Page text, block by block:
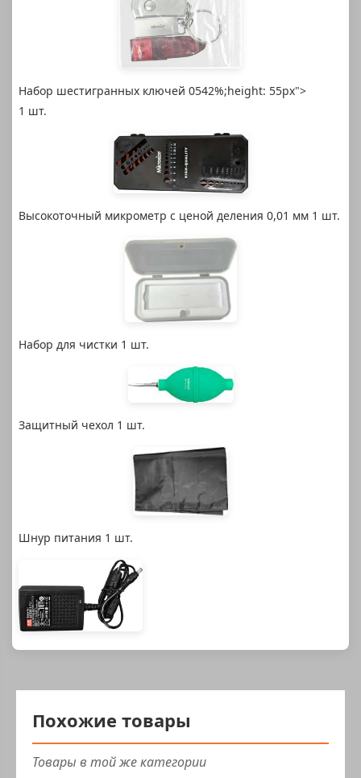
Набор шестигранных ключей 0542%;height: 55px">
1 шт.
Высокоточный микрометр с ценой деления 0,01 мм 1 шт.
Набор для чистки 1 шт.
Защитный чехол 1 шт.
Шнур питания 1 шт.
Похожие товары
Товары в той же категории